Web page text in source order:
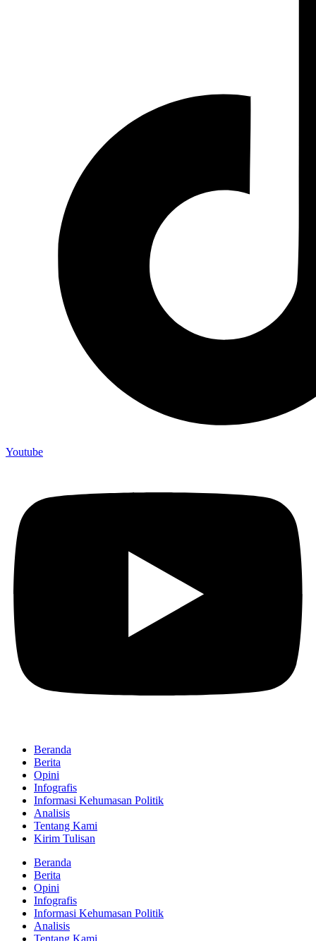
Youtube
Beranda
Berita
Opini
Infografis
Informasi Kehumasan Politik
Analisis
Tentang Kami
Kirim Tulisan
Beranda
Berita
Opini
Infografis
Informasi Kehumasan Politik
Analisis
Tentang Kami